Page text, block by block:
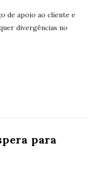
de apoio ao cliente e
divergências no
para